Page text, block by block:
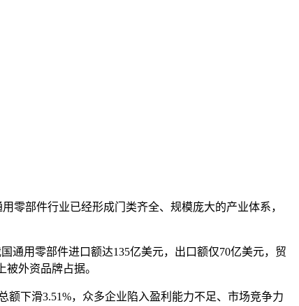
零部件行业已经形成门类齐全、规模庞大的产业体系，
通用零部件进口额达135亿美元，出口额仅70亿美元，贸
外资品牌占据。
下滑3.51%，众多企业陷入盈利能力不足、市场竞争力